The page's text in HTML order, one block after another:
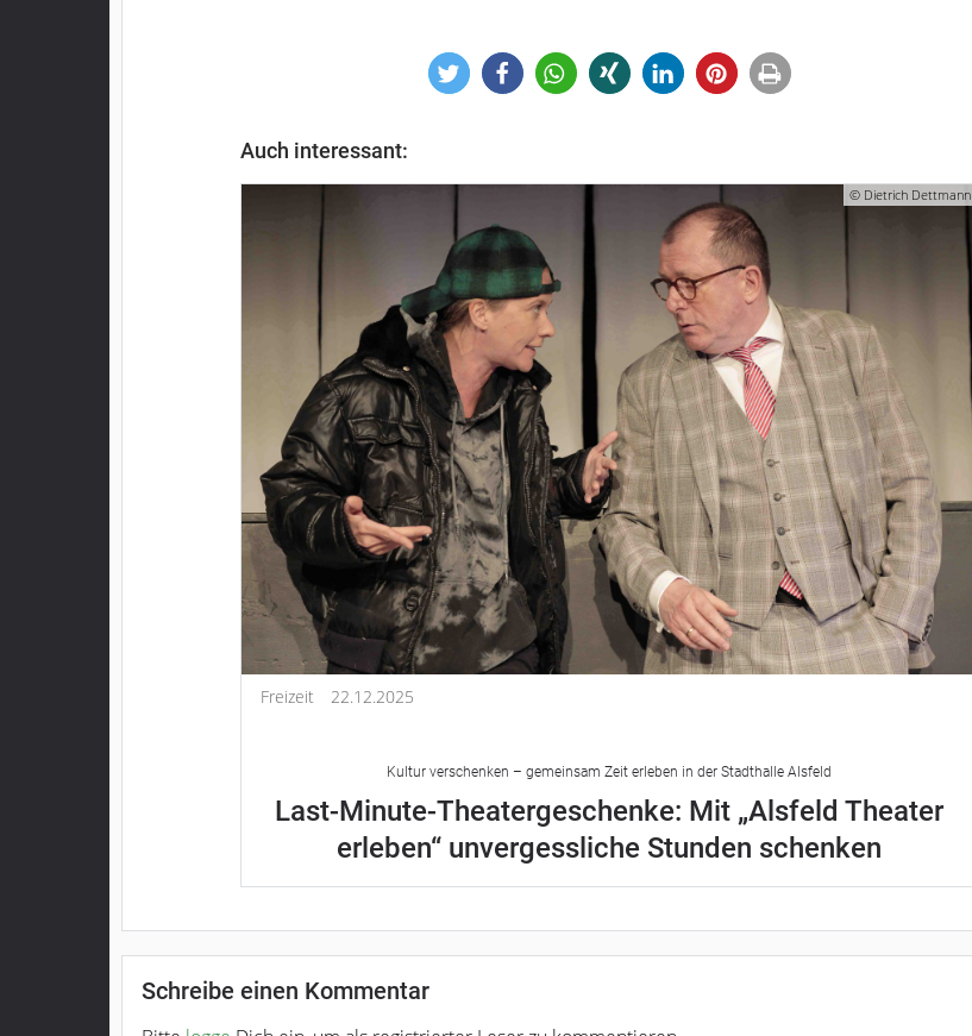
Auch interessant:
© Dietrich Dettmann
Freizeit 22.12.2025
Kultur verschenken – gemeinsam Zeit erleben in der Stadthalle Alsfeld
Last-Minute-Theatergeschenke: Mit „Alsfeld Theater
erleben“ unvergessliche Stunden schenken
Schreibe einen Kommentar